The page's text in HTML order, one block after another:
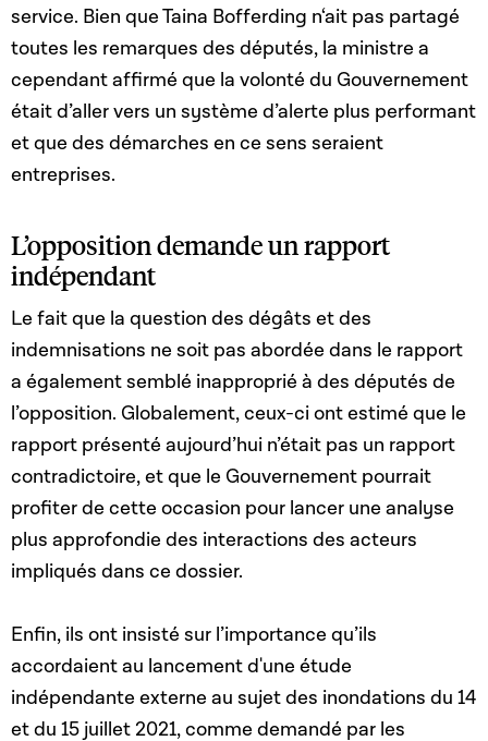
service. Bien que Taina Bofferding n‘ait pas partagé
toutes les remarques des députés, la ministre a
cependant affirmé que la volonté du Gouvernement
était d’aller vers un système d’alerte plus performant
et que des démarches en ce sens seraient
entreprises.
L’opposition demande un rapport
indépendant
Le fait que la question des dégâts et des
indemnisations ne soit pas abordée dans le rapport
a également semblé inapproprié à des députés de
l’opposition. Globalement, ceux-ci ont estimé que le
rapport présenté aujourd’hui n’était pas un rapport
contradictoire, et que le Gouvernement pourrait
profiter de cette occasion pour lancer une analyse
plus approfondie des interactions des acteurs
impliqués dans ce dossier.
Enfin, ils ont insisté sur l’importance qu’ils
accordaient au lancement d'une étude
indépendante externe au sujet des inondations du 14
et du 15 juillet 2021, comme demandé par les